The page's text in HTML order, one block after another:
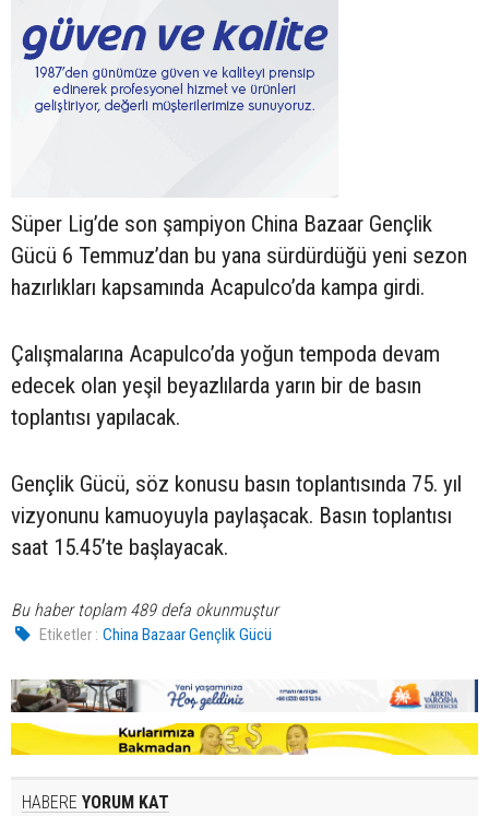
Süper Lig’de son şampiyon China Bazaar Gençlik
Gücü 6 Temmuz’dan bu yana sürdürdüğü yeni sezon
hazırlıkları kapsamında Acapulco’da kampa girdi.
Çalışmalarına Acapulco’da yoğun tempoda devam
edecek olan yeşil beyazlılarda yarın bir de basın
toplantısı yapılacak.
Gençlik Gücü, söz konusu basın toplantısında 75. yıl
vizyonunu kamuoyuyla paylaşacak. Basın toplantısı
saat 15.45’te başlayacak.
Bu haber toplam 489 defa okunmuştur
Etiketler : China Bazaar Gençlik Gücü
HABERE YORUM KAT